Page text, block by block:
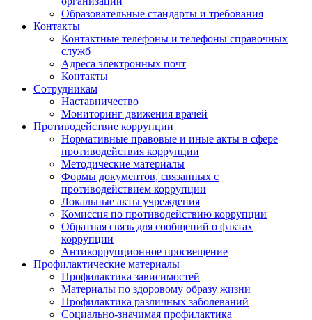
Образовательные стандарты и требования
Контакты
Контактные телефоны и телефоны справочных
служб
Адреса электронных почт
Контакты
Сотрудникам
Наставничество
Мониторинг движения врачей
Противодействие коррупции
Нормативные правовые и иные акты в сфере
противодействия коррупции
Методические материалы
Формы документов, связанных с
противодействием коррупции
Локальные акты учреждения
Комиссия по противодействию коррупции
Обратная связь для сообщений о фактах
коррупции
Антикоррупционное просвещение
Профилактические материалы
Профилактика зависимостей
Материалы по здоровому образу жизни
Профилактика различных заболеваний
Социально-значимая профилактика